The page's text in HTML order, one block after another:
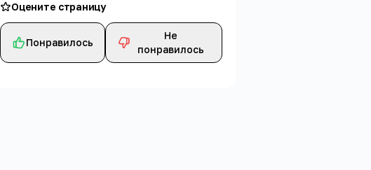
Оцените страницу
Понравилось
Не
понравилось